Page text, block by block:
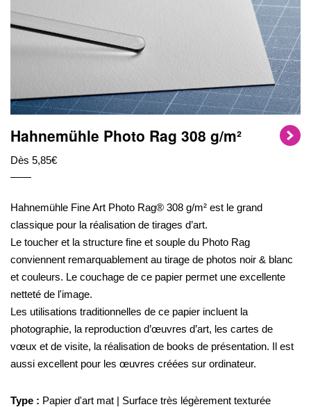
Hahnemühle Photo Rag 308 g/m²
Dès 5,85€
Hahnemühle Fine Art Photo Rag® 308 g/m² est le grand
classique pour la réalisation de tirages d’art.
Le toucher et la structure fine et souple du Photo Rag
conviennent remarquablement au tirage de photos noir & blanc
et couleurs. Le couchage de ce papier permet une excellente
netteté de l'image.
Les utilisations traditionnelles de ce papier incluent la
photographie, la reproduction d’œuvres d’art, les cartes de
vœux et de visite, la réalisation de books de présentation. Il est
aussi excellent pour les œuvres créées sur ordinateur.
Type : Papier d'art mat | Surface très légèrement texturée